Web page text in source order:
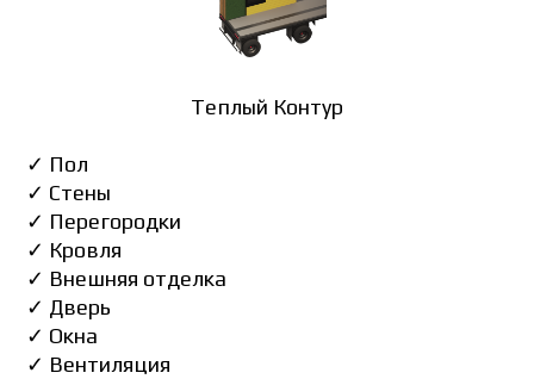
Теплый Контур
✓ Пол
✓ Стены
✓ Перегородки
✓ Кровля
✓ Внешняя отделка
✓ Дверь
✓ Окна
✓ Вентиляция